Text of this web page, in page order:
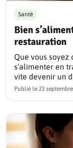
Bien
restauration
Santé
Que vous soyez
s’alimenter en
vite devenir un
Publié le 23